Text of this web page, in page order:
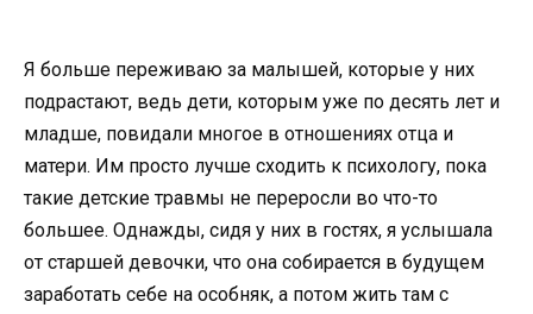
Я больше переживаю за малышей, которые у них
подрастают, ведь дети, которым уже по десять лет и
младше, повидали многое в отношениях отца и
матери. Им просто лучше сходить к психологу, пока
такие детские травмы не переросли во что-то
большее. Однажды, сидя у них в гостях, я услышала
от старшей девочки, что она собирается в будущем
заработать себе на особняк, а потом жить там с